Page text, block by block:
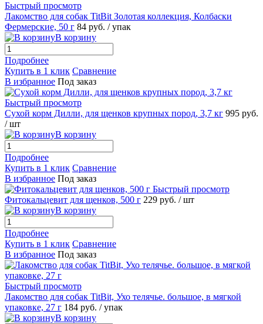
Быстрый просмотр
Лакомство для собак TitBit Золотая коллекция, Колбаски
Фермерские, 50 г 84 руб. / упак
В корзину
Подробнее
Купить в 1 клик Сравнение
В избранное Под заказ
Быстрый просмотр
Сухой корм Дилли, для щенков крупных пород, 3,7 кг 995 руб.
/ шт
В корзину
Подробнее
Купить в 1 клик Сравнение
В избранное Под заказ
Быстрый просмотр
Фитокальцевит для щенков, 500 г 229 руб. / шт
В корзину
Подробнее
Купить в 1 клик Сравнение
В избранное Под заказ
Быстрый просмотр
Лакомство для собак TitBit, Ухо телячье. большое, в мягкой
упаковке, 27 г 184 руб. / упак
В корзину